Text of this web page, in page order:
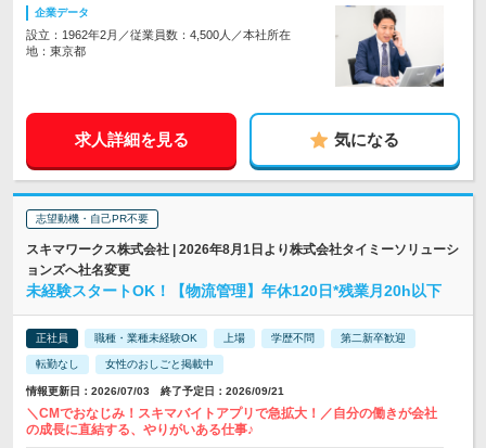
企業データ
設立：1962年2月／従業員数：4,500人／本社所在
地：東京都
求人詳細を見る 気になる
志望動機・自己PR不要
スキマワークス株式会社 | 2026年8月1日より株式会社タイミーソリューシ
ョンズへ社名変更
未経験スタートOK！【物流管理】年休120日*残業月20h以下
正社員 職種・業種未経験OK 上場 学歴不問 第二新卒歓迎
転勤なし 女性のおしごと掲載中
情報更新日：2026/07/03 終了予定日：2026/09/21
＼CMでおなじみ！スキマバイトアプリで急拡大！／自分の働きが会社
の成長に直結する、やりがいある仕事♪